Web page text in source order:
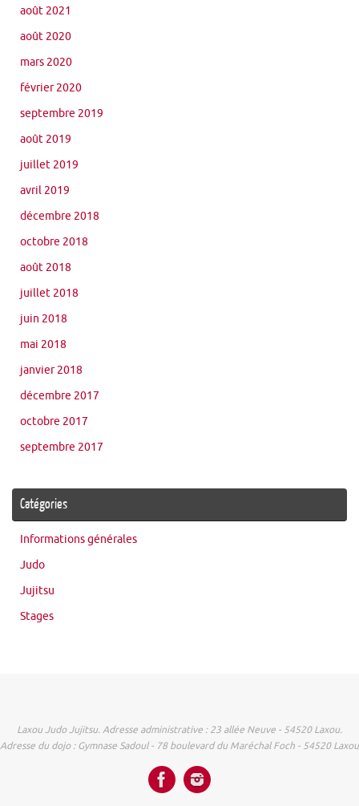
août 2021
août 2020
mars 2020
février 2020
septembre 2019
août 2019
juillet 2019
avril 2019
décembre 2018
octobre 2018
août 2018
juillet 2018
juin 2018
mai 2018
janvier 2018
décembre 2017
octobre 2017
septembre 2017
Catégories
Informations générales
Judo
Jujitsu
Stages
Laxou Judo Jujitsu. Adresse administrative : 23 allée Neuve - 54520 Laxou.
Adresse du dojo : Gymnase Sadoul - 78 boulevard du Maréchal Foch - 54520 Laxou